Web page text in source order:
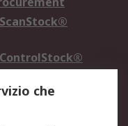
ScanStock®
ControlStock®
che